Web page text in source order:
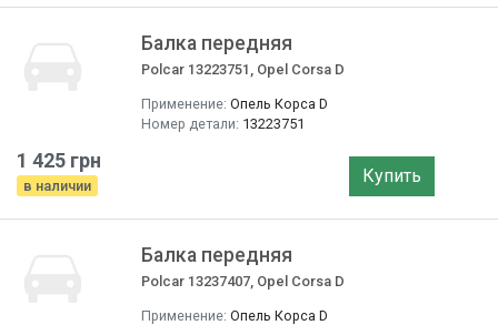
Балка передняя
Polcar 13223751, Opel Corsa D
Применение: Опель Корса D
Номер детали: 13223751
1 425 грн
в наличии Купить
Балка передняя
Polcar 13237407, Opel Corsa D
Применение: Опель Корса D